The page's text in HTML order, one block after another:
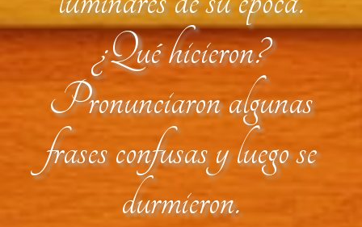
¿Qué hicieron?
Pronunciaron algunas
frases confusas y luego se
durmieron.